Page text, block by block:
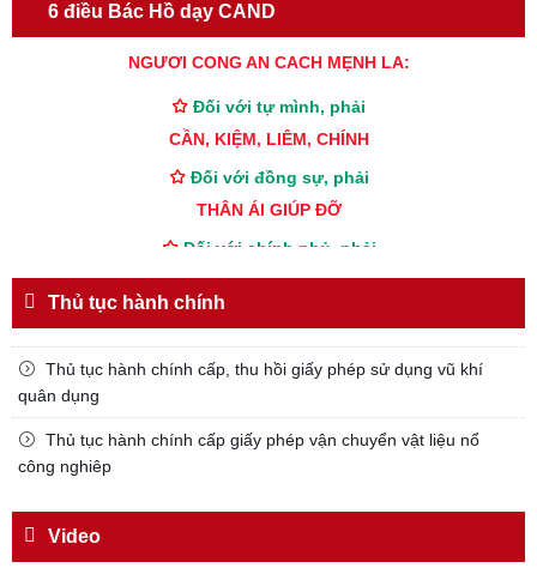
6 điều Bác Hồ dạy CAND
NGƯỜI CÔNG AN CÁCH MỆNH LÀ:
Đối với tự mình, phải
CẦN, KIỆM, LIÊM, CHÍNH
Đối với đồng sự, phải
THÂN ÁI GIÚP ĐỠ
Đối với chính phủ, phải
TUYỆT ĐỐI TRUNG THÀNH
Đối với nhân dân, phải
KÍNH TRỌNG LỄ PHÉP
Đối với công việc, phải
TẬN TỤY
Đối với địch, phải
Thủ tục hành chính
Thủ tục hành chính cấp, thu hồi giấy phép sử dụng vũ khí
quân dụng
Thủ tục hành chính cấp giấy phép vận chuyển vật liệu nổ
công nghiêp
Video